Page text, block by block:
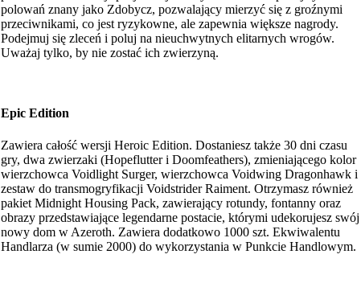
polowań znany jako Zdobycz, pozwalający mierzyć się z groźnymi
przeciwnikami, co jest ryzykowne, ale zapewnia większe nagrody.
Podejmuj się zleceń i poluj na nieuchwytnych elitarnych wrogów.
Uważaj tylko, by nie zostać ich zwierzyną.
Epic Edition
Zawiera całość wersji Heroic Edition. Dostaniesz także 30 dni czasu
gry, dwa zwierzaki (Hopeflutter i Doomfeathers), zmieniającego kolor
wierzchowca Voidlight Surger, wierzchowca Voidwing Dragonhawk i
zestaw do transmogryfikacji Voidstrider Raiment. Otrzymasz również
pakiet Midnight Housing Pack, zawierający rotundy, fontanny oraz
obrazy przedstawiające legendarne postacie, którymi udekorujesz swój
nowy dom w Azeroth. Zawiera dodatkowo 1000 szt. Ekwiwalentu
Handlarza (w sumie 2000) do wykorzystania w Punkcie Handlowym.